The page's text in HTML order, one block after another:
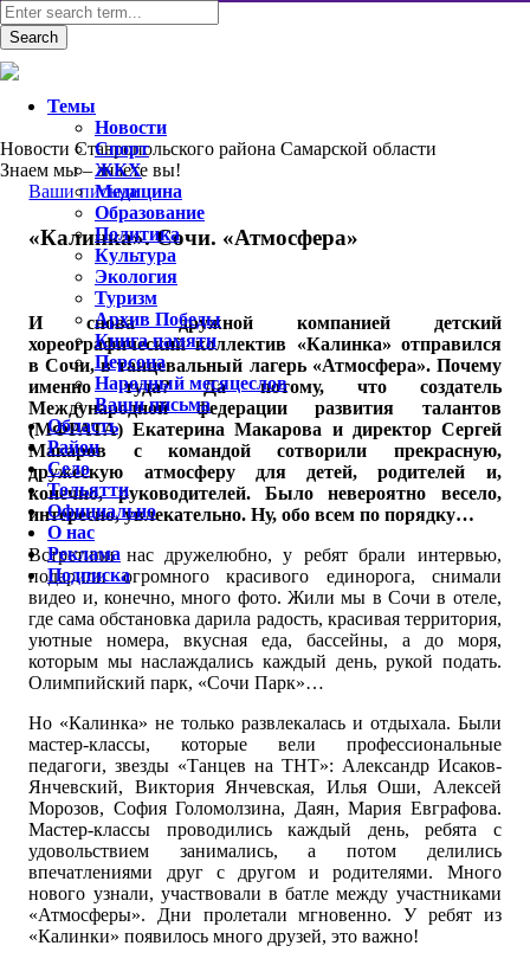
Новости Ставропольского района Самарской области
Знаем мы – знаете вы!
Ваши письма
«Калинка». Сочи. «Атмосфера»
И снова дружной компанией детский
хореографический коллектив «Калинка» отправился
в Сочи, в танцевальный лагерь «Атмосфера». Почему
именно туда? Да потому, что создатель
Международной федерации развития талантов
(МФРАТА) Екатерина Макарова и директор Сергей
Макаров с командой сотворили прекрасную,
дружескую атмосферу для детей, родителей и,
конечно, руководителей. Было невероятно весело,
интересно, увлекательно. Ну, обо всем по порядку…
Встретили нас дружелюбно, у ребят брали интервью,
подарили огромного красивого единорога, снимали
видео и, конечно, много фото. Жили мы в Сочи в отеле,
где сама обстановка дарила радость, красивая территория,
уютные номера, вкусная еда, бассейны, а до моря,
которым мы наслаждались каждый день, рукой подать.
Олимпийский парк, «Сочи Парк»…
Но «Калинка» не только развлекалась и отдыхала. Были
мастер-классы, которые вели профессиональные
педагоги, звезды «Танцев на ТНТ»: Александр Исаков-
Янчевский, Виктория Янчевская, Илья Оши, Алексей
Морозов, София Голомолзина, Даян, Мария Евграфова.
Мастер-классы проводились каждый день, ребята с
удовольствием занимались, а потом делились
впечатлениями друг с другом и родителями. Много
нового узнали, участвовали в батле между участниками
«Атмосферы». Дни пролетали мгновенно. У ребят из
«Калинки» появилось много друзей, это важно!
Темы
Новости
Спорт
ЖКХ
Медицина
Образование
Политика
Культура
Экология
Туризм
Архив Победы
Книга памяти
Персона
Народный месяцеслов
Ваши письма
Область
Район
Село
Тольятти
Официально
О нас
Реклама
Подписка